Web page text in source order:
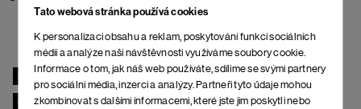
Tato webová stránka používá cookies
K personalizaci obsahu a reklam, poskytování funkcí sociálních
médií a analýze naší návštěvnosti využíváme soubory cookie.
Informace o tom, jak náš web používáte, sdílíme se svými partnery
pro sociální média, inzerci a analýzy. Partneři tyto údaje mohou
zkombinovat s dalšími informacemi, které jste jim poskytli nebo
NOVINKA
BIO